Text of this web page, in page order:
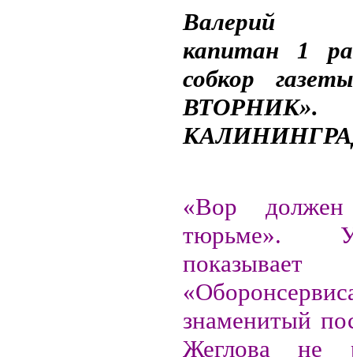
Валерий
капитан 1
собкор
ВТОРНИК».
«Вор
тюрьме».
знаменитый
Жеглова не